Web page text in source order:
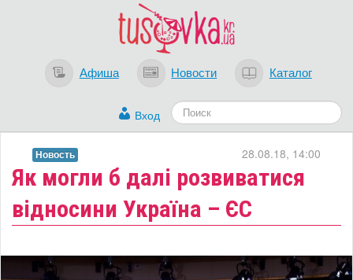
Афиша Новости Каталог
Вход
​Як могли б далі розвиватися
відносини Україна – ЄС
28.08.18, 14:00
Новость